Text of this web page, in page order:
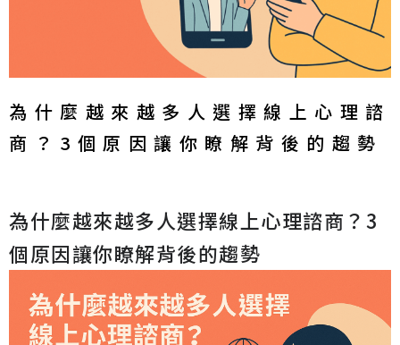
為什麼越來越多人選擇線上心理諮
商？3個原因讓你瞭解背後的趨勢
為什麼越來越多人選擇線上心理諮商？3
個原因讓你瞭解背後的趨勢